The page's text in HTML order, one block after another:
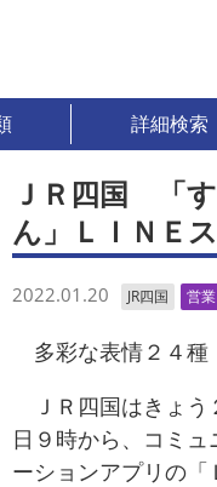
詳細検索
ＪＲ四国 「
ん」ＬＩＮＥ
2022.01.20 JR四国 営
多彩な表情２４種
ＪＲ四国はきょう
日９時から、コミュ
ーションアプリの「